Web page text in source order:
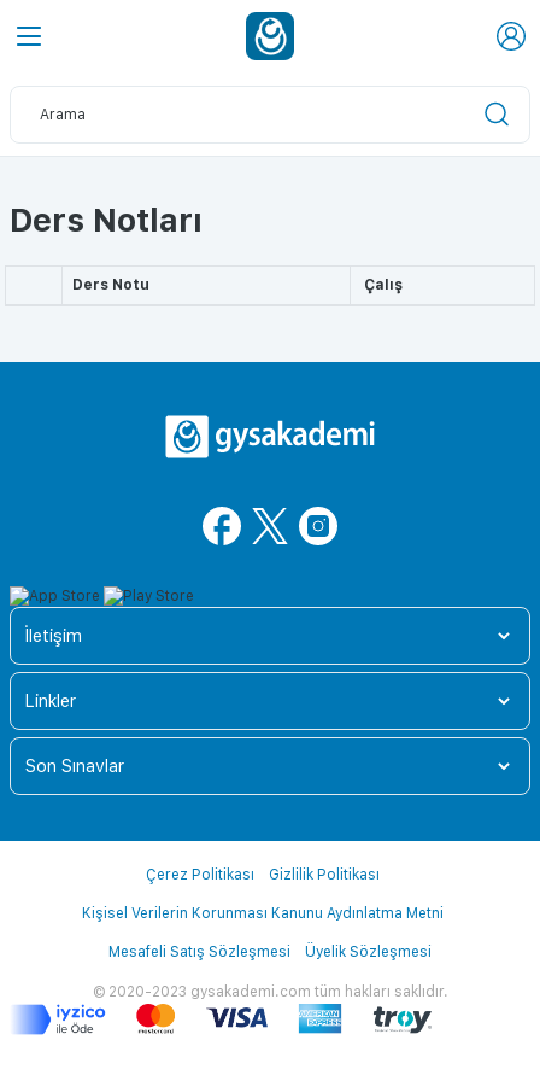
Ders Notları
Ders Notu Çalış
İletişim
Linkler
Son Sınavlar
© 2020-2023 gysakademi.com tüm hakları saklıdır.
Çerez Politikası Gizlilik Politikası
Kişisel Verilerin Korunması Kanunu Aydınlatma Metni
Mesafeli Satış Sözleşmesi Üyelik Sözleşmesi